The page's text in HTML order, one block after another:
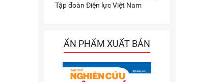
Tập đoàn Điện lực Việt Nam
ẤN PHẨM XUẤT BẢN